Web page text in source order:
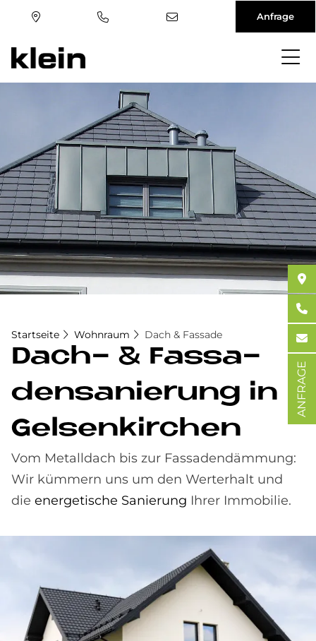
Anfrage
Startseite Wohnraum Dach & Fassade
Dach- & Fas­sa­
den­sa­nie­rung in
Gel­sen­kir­chen
Vom Metalldach bis zur Fassadendämmung:
Wir kümmern uns um den Werterhalt und
die energetische Sanierung Ihrer Immobilie.
ANFRAGE